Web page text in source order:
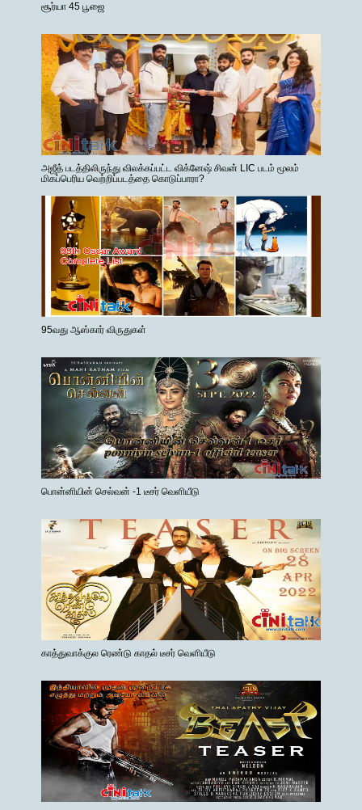
சூர்யா 45 பூஜை
அஜீத் படத்திலிருந்து விலக்கப்பட்ட விக்னேஷ் சிவன் LIC படம் மூலம்
மிகப்பெரிய வெற்றிப்படத்தை கொடுப்பாரா?
95வது ஆஸ்கார் விருதுகள்
பொன்னியின் செல்வன் -1 டீசர் வெளியீடு
காத்துவாக்குல ரெண்டு காதல் டீசர் வெளியீடு